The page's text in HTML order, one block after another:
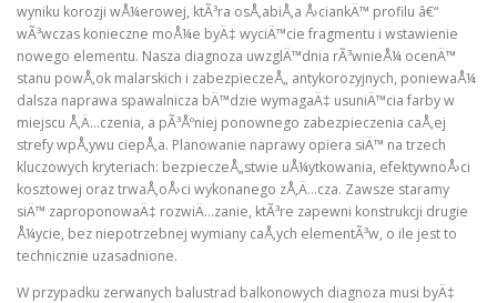
wyniku korozji wÅ¼erowej, ktÃ³ra osÅ‚abiÅ‚a Å›ciankÄ™ profilu â€“
wÃ³wczas konieczne moÅ¼e byÄ‡ wyciÄ™cie fragmentu i wstawienie
nowego elementu. Nasza diagnoza uwzglÄ™dnia rÃ³wnieÅ¼ ocenÄ™
stanu powÅ‚ok malarskich i zabezpieczeÅ„ antykorozyjnych, poniewaÅ¼
dalsza naprawa spawalnicza bÄ™dzie wymagaÄ‡ usuniÄ™cia farby w
miejscu Å‚Ä…czenia, a pÃ³Åºniej ponownego zabezpieczenia caÅ‚ej
strefy wpÅ‚ywu ciepÅ‚a. Planowanie naprawy opiera siÄ™ na trzech
kluczowych kryteriach: bezpieczeÅ„stwie uÅ¼ytkowania, efektywnoÅ›ci
kosztowej oraz trwaÅ‚oÅ›ci wykonanego zÅ‚Ä…cza. Zawsze staramy
siÄ™ zaproponowaÄ‡ rozwiÄ…zanie, ktÃ³re zapewni konstrukcji drugie
Å¼ycie, bez niepotrzebnej wymiany caÅ‚ych elementÃ³w, o ile jest to
technicznie uzasadnione.
W przypadku zerwanych balustrad balkonowych diagnoza musi byÄ‡